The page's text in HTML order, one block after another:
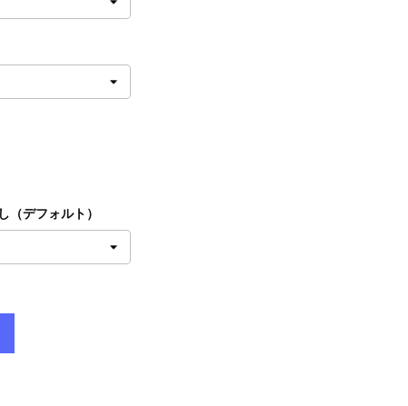
（デフォルト）